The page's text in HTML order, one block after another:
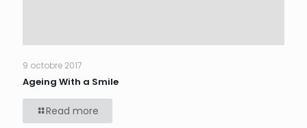
9 octobre 2017
Ageing With a Smile
Read more